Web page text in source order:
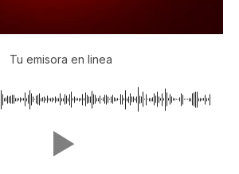
Tu emisora en linea